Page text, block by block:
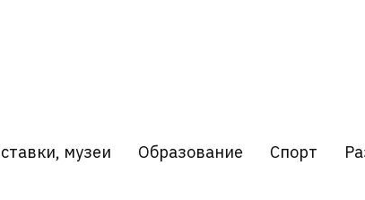
музеи Образование Спорт